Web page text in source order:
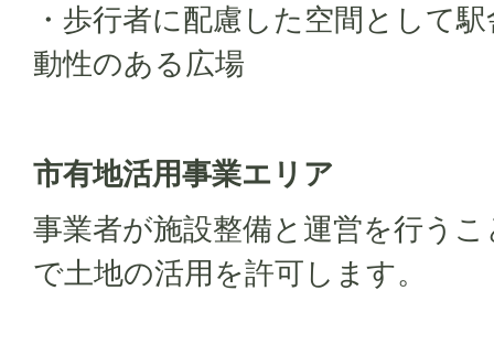
・歩行者に配慮した空間として
動性のある広場
市有地活用事業エリア
事業者が施設整備と運営を行う
で土地の活用を許可します。